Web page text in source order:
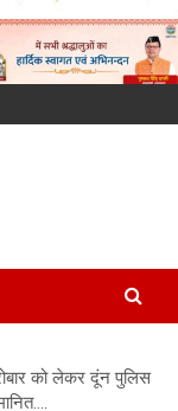
in
को लेकर दूंन पुलिस